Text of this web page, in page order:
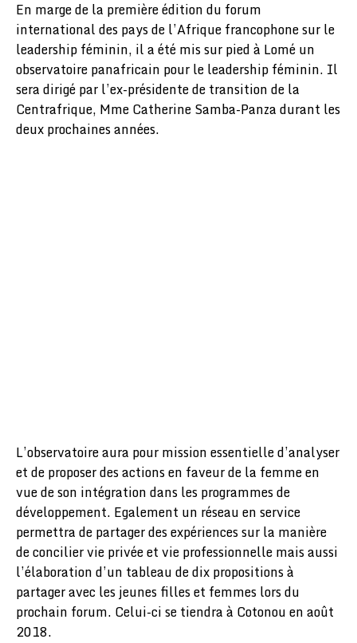
En marge de la première édition du forum
international des pays de l’Afrique francophone sur le
leadership féminin, il a été mis sur pied à Lomé un
observatoire panafricain pour le leadership féminin. Il
sera dirigé par l’ex-présidente de transition de la
Centrafrique, Mme Catherine Samba-Panza durant les
deux prochaines années.
L’observatoire aura pour mission essentielle d’analyser
et de proposer des actions en faveur de la femme en
vue de son intégration dans les programmes de
développement. Egalement un réseau en service
permettra de partager des expériences sur la manière
de concilier vie privée et vie professionnelle mais aussi
l’élaboration d’un tableau de dix propositions à
partager avec les jeunes filles et femmes lors du
prochain forum. Celui-ci se tiendra à Cotonou en août
2018.